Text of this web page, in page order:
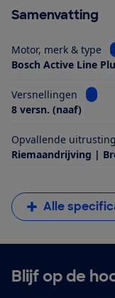
Samenvatting
Motor, merk & type
Bosch Active Line
Versnellingen
8 versn. (naaf)
Opvallende uitrusting
Riemaandrijving |
Alle
Blijf op de